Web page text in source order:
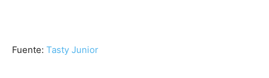
Fuente: Tasty Junior